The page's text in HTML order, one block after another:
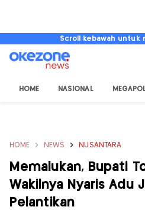
Scroll kebawah untuk
HOME NASIONAL
HOME NEWS NUSANTARA
Memalukan, Bupati
Wakilnya Nyaris Adu
Pelantikan